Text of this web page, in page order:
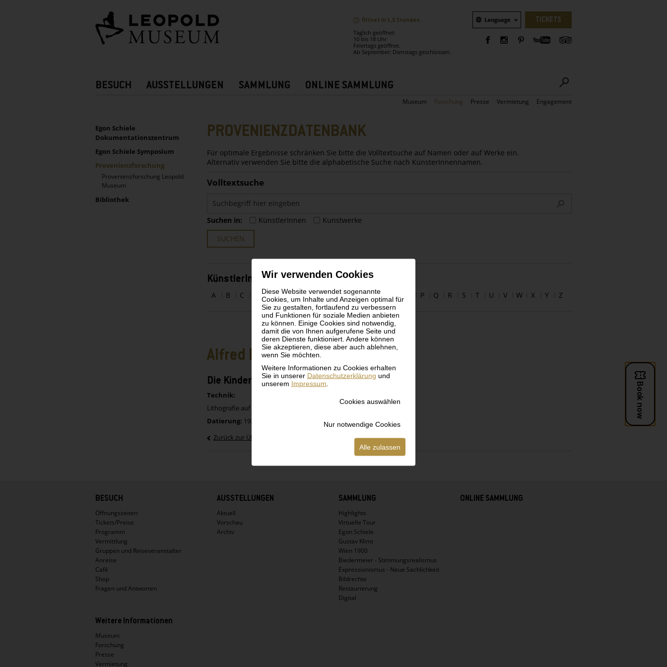
Wir verwenden Cookies
Diese Website verwendet sogenannte
Cookies, um Inhalte und Anzeigen optimal für
Sie zu gestalten, fortlaufend zu verbessern
und Funktionen für soziale Medien anbieten
zu können. Einige Cookies sind notwendig,
damit die von Ihnen aufgerufene Seite und
deren Dienste funktioniert. Andere können
Sie akzeptieren, diese aber auch ablehnen,
wenn Sie möchten.
Weitere Informationen zu Cookies erhalten
Sie in unserer Datenschutzerklärung und
unserem Impressum
Cookies auswählen
Nur notwendige Cookies
Alle zulassen
Öffnet in 1,5 Stunden.
Täglich geöffnet:
10 bis 18 Uhr
Feiertags geöffnet.
Ab September: Dienstags geschlossen.
Sprachauswahl
Language TICKETS
Hauptnavigation
BESUCH AUSSTELLUNGEN SAMMLUNG ONLINE SAMMLUNG
Museum Forschung Presse Vermietung Engagement
Sidebar
UNTERNAVIGATION
Egon Schiele
Dokumentationszentrum
Egon Schiele Symposium
Provenienzforschung
Provenienzforschung Leopold
Museum
Bibliothek
PROVENIENZDATENBANK
Für optimale Ergebnisse schränken Sie bitte die Volltextsuche auf Namen oder auf Werke ein.
Alternativ verwenden Sie bitte die alphabetische Suche nach KünsterInnennamen.
Volltextsuche
Suchen in: KünstlerInnen
Kunstwerke
SUCHEN
KünstlerInnen alphabetisch
A B C E F G H I J K L M N P Q R S T U V W X Y Z
Alfred Kubin
Die Kinder bei der Hexe
Technik:
Lithografie auf Papier
Datierung: 1925
Zurück zur Übersicht
BESUCH
Öffnungszeiten
Tickets/Preise
Programm
Vermittlung
Gruppen und Reiseveranstalter
Anreise
Café
Shop
Fragen und Antworten
AUSSTELLUNGEN
Aktuell
Vorschau
Archiv
SAMMLUNG
Highlights
Virtuelle Tour
Egon Schiele
Gustav Klimt
Wien 1900
Biedermeier - Stimmungsrealismus
Expressionismus - Neue Sachlichkeit
Bildrechte
Restaurierung
Digital
ONLINE SAMMLUNG
Weitere Informationen
Museum
Forschung
Presse
Vermietung